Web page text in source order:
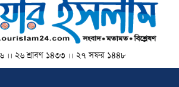
২৬ শ্রাবণ ১৪৩৩ ।। ২৭ সফর ১৪৪৮